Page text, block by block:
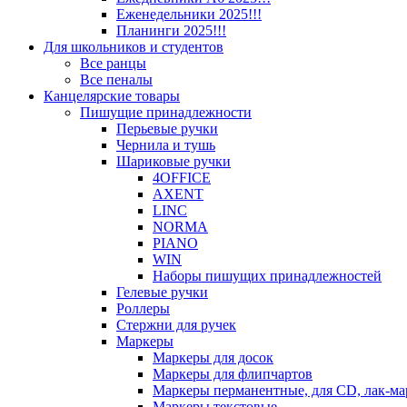
Еженедельники 2025!!!
Планинги 2025!!!
Для школьников и студентов
Все ранцы
Все пеналы
Канцелярские товары
Пишущие принадлежности
Перьевые ручки
Чернила и тушь
Шариковые ручки
4OFFICE
AXENT
LINC
NORMA
PIANO
WIN
Наборы пишущих принадлежностей
Гелевые ручки
Роллеры
Стержни для ручек
Маркеры
Маркеры для досок
Маркеры для флипчартов
Маркеры перманентные, для CD, лак-